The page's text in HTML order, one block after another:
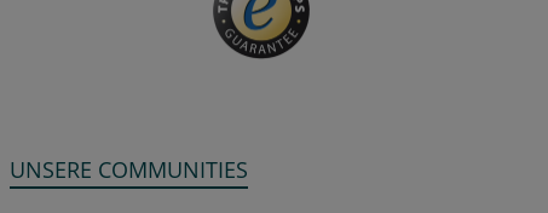
UNSERE COMMUNITIES